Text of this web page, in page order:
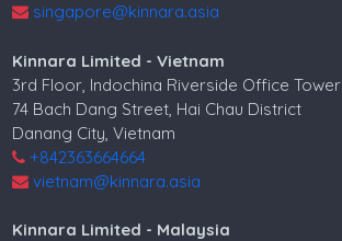
singapore@kinnara.asia
Kinnara Limited - Vietnam
3rd Floor, Indochina Riverside Office Tower
74 Bach Dang Street, Hai Chau District
Danang City, Vietnam
+842363664664
vietnam@kinnara.asia
Kinnara Limited - Malaysia